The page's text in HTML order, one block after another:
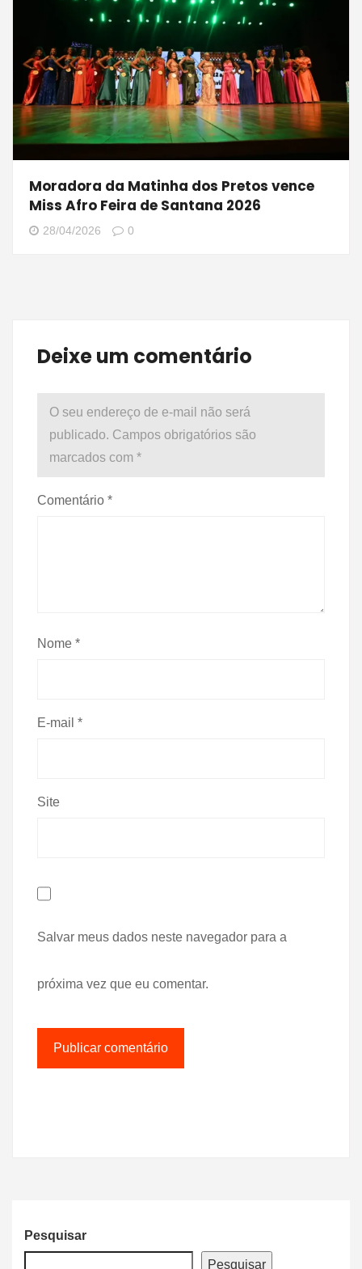
Moradora da Matinha dos Pretos vence
Miss Afro Feira de Santana 2026
28/04/2026 0
Deixe um comentário
O seu endereço de e-mail não será
publicado. Campos obrigatórios são
marcados com *
Comentário *
Nome *
E-mail *
Site
Salvar meus dados neste navegador para a
próxima vez que eu comentar.
Pesquisar
Pesquisar